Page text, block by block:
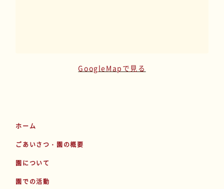
GoogleMapで見る
ホーム
ごあいさつ・園の概要
園について
園での活動